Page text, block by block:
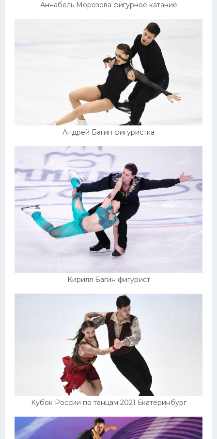
Аннабель Морозова фигурное катание
Андрей Багин фигуристка
Кирилл Багин фигурист
Кубок России по танцам 2021 Екатеринбург